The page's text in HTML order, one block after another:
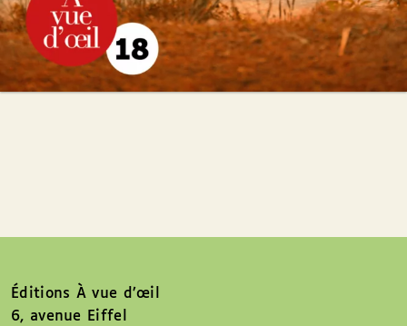
Éditions À vue d’œil
6, avenue Eiffel